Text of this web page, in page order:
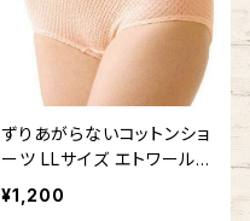
ずりあがらないコットンショ
ーツ LLサイズ エトワール8
41 ベーシック 鹿の子編み
¥1,200